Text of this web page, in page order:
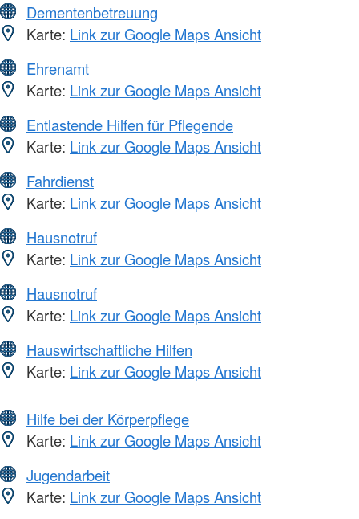
Dementenbetreuung
Karte: Link zur Google Maps Ansicht
Ehrenamt
Karte: Link zur Google Maps Ansicht
Entlastende Hilfen für Pflegende
Karte: Link zur Google Maps Ansicht
Fahrdienst
Karte: Link zur Google Maps Ansicht
Hausnotruf
Karte: Link zur Google Maps Ansicht
Hausnotruf
Karte: Link zur Google Maps Ansicht
Hauswirtschaftliche Hilfen
Karte: Link zur Google Maps Ansicht
Hilfe bei der Körperpflege
Karte: Link zur Google Maps Ansicht
Jugendarbeit
Karte: Link zur Google Maps Ansicht